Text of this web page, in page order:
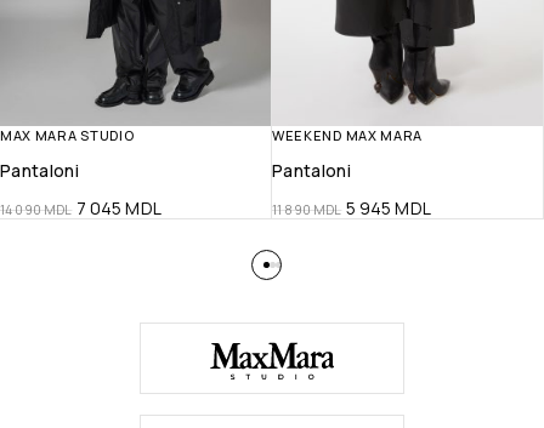
MAX MARA STUDIO
Pantaloni
14 090MDL 7 045MDL
WEEKEND MAX MARA
Pantaloni
11 890MDL 5 945MDL